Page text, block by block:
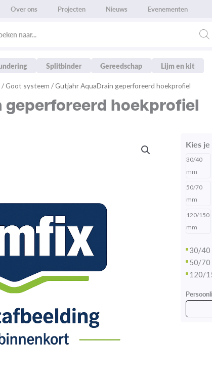
Over ons Projecten Nieuws Evenementen
Splitbinder Gereedschap Lijm en kit
/Goot systeem / Gutjahr AquaDrain geperforeerd hoekprofiel
geperforeerd hoekprofiel
Kies
30/40
mm
50/70
mm
120/150
mm
30/40
50/70
120/